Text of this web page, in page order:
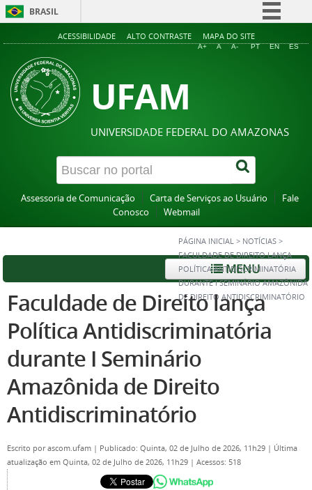
BRASIL
Simplifique!
Acesso à informação
ACESSIBILIDADE ALTO CONTRASTE MAPA DO SITE
A+ A A- PT EN ES
UFAM
UNIVERSIDADE FEDERAL DO AMAZONAS
Assessoria de Comunicação Carta de Serviços ao Usuário
Fale
Conosco
Webmail
PÁGINA INICIAL > NOTÍCIAS >
FACULDADE DE DIREITO LANÇA
POLÍTICA ANTIDISCRIMINATÓRIA
DURANTE I SEMINÁRIO AMAZÔNIDA
DE DIREITO ANTIDISCRIMINATÓRIO
MENU
Faculdade de Direito lança
Política Antidiscriminatória
durante I Seminário
Amazônida de Direito
Antidiscriminatório
Escrito porascom.ufam | Publicado: Quinta, 02 de Julho de 2026, 11h29 | Última
atualização em Quinta, 02 de Julho de 2026, 11h29 | Acessos: 518